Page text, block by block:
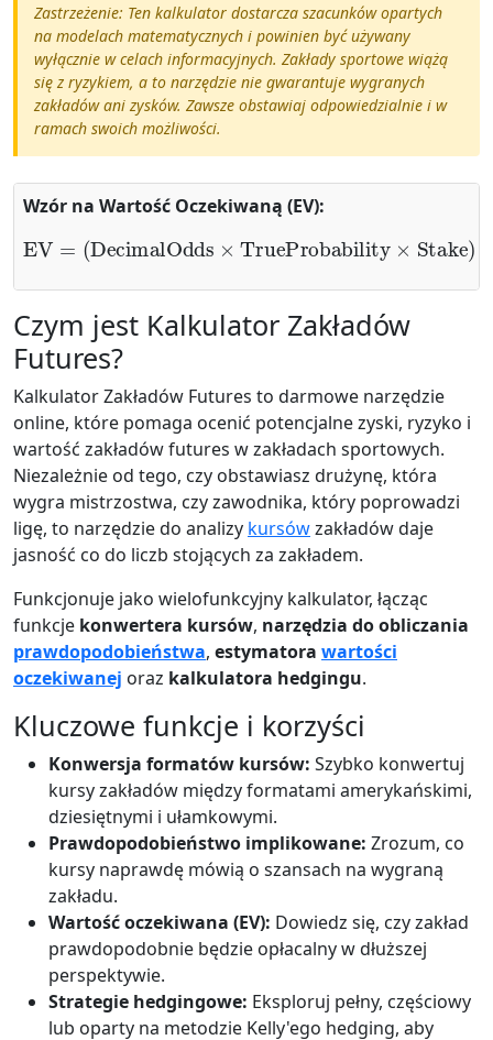
Zastrzeżenie: Ten kalkulator dostarcza szacunków opartych
na modelach matematycznych i powinien być używany
wyłącznie w celach informacyjnych. Zakłady sportowe wiążą
się z ryzykiem, a to narzędzie nie gwarantuje wygranych
zakładów ani zysków. Zawsze obstawiaj odpowiedzialnie i w
ramach swoich możliwości.
Wzór na Wartość Oczekiwaną (EV):
DecimalOdds TrueProbability ×
Czym jest Kalkulator Zakładów
Futures?
Kalkulator Zakładów Futures to darmowe narzędzie
online, które pomaga ocenić potencjalne zyski, ryzyko i
wartość zakładów futures w zakładach sportowych.
Niezależnie od tego, czy obstawiasz drużynę, która
wygra mistrzostwa, czy zawodnika, który poprowadzi
ligę, to narzędzie do analizy kursówzakładów daje
jasność co do liczb stojących za zakładem.
Funkcjonuje jako wielofunkcyjny kalkulator, łącząc
funkcje konwertera kursów, narzędzia do obliczania
prawdopodobieństwa, estymatora wartości
oczekiwanej oraz kalkulatora hedgingu.
Kluczowe funkcje i korzyści
Konwersja formatów kursów: Szybko konwertuj
kursy zakładów między formatami amerykańskimi,
dziesiętnymi i ułamkowymi.
Prawdopodobieństwo implikowane: Zrozum, co
kursy naprawdę mówią o szansach na wygraną
zakładu.
Wartość oczekiwana (EV): Dowiedz się, czy zakład
prawdopodobnie będzie opłacalny w dłuższej
perspektywie.
Strategie hedgingowe: Eksploruj pełny, częściowy
lub oparty na metodzie Kelly'ego hedging, aby